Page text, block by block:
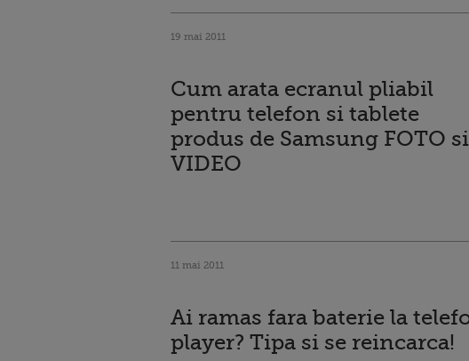
19 mai 2011
Cum arata ecranul pliabil
pentru telefon si tablete
produs de Samsung FOTO si
VIDEO
11 mai 2011
Ai ramas fara baterie la
player? Tipa si se reincarca!